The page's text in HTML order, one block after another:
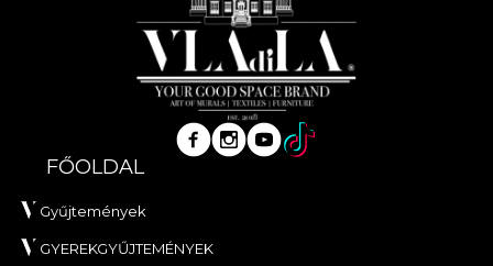
FŐOLDAL
Gyűjtemények
GYEREKGYŰJTEMÉNYEK